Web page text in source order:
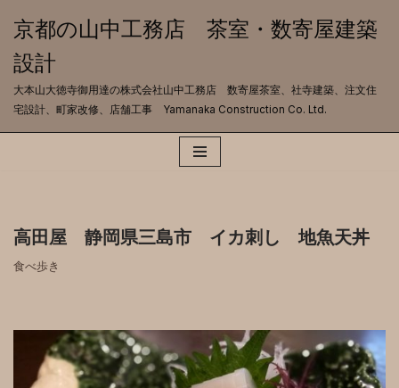
ン
テ
ン
京都の山中工務店 茶室・数寄屋建築
設計
大本山大徳寺御用達の株式会社山中工務店 数寄屋茶室、社寺建築、注文住
宅設計、町家改修、店舗工事 Yamanaka Construction Co. Ltd.
高田屋 静岡県三島市 イカ刺し 地魚天丼
食べ歩き